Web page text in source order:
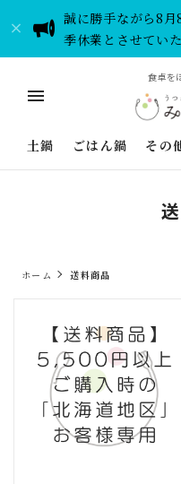
誠に勝手ながら8
季休業とさせていた
食卓を
土鍋 ごはん鍋 その
ホーム 送料商品